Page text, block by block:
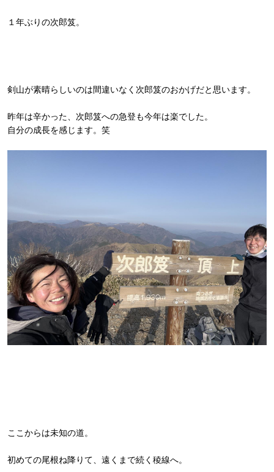
１年ぶりの次郎笈。
剣山が素晴らしいのは間違いなく次郎笈のおかげだと思います。
昨年は辛かった、次郎笈への急登も今年は楽でした。
自分の成長を感じます。笑
ここからは未知の道。
初めての尾根ね降りて、遠くまで続く稜線へ。